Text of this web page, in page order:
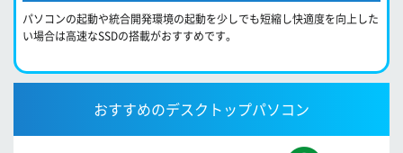
パソコンの起動や統合開発環境の起動を少しでも短縮し快適度を向上した
い場合は高速なSSDの搭載がおすすめです。
おすすめのデスクトップパソコン